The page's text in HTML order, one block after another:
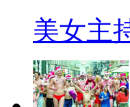
美女主